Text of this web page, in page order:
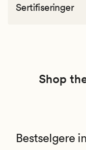
Sertifiseringer
Shop
Bestselgere